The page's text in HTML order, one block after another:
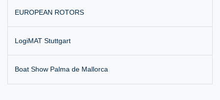
EUROPEAN ROTORS
LogiMAT Stuttgart
Boat Show Palma de Mallorca